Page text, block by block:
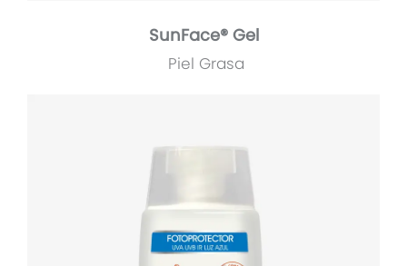
SunFace® Gel
Piel Grasa